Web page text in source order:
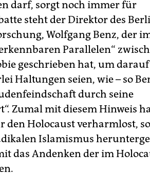
darf, sorgt noch immer für
steht der Direktor des
Wolfgang Benz, der
Parallelen“
geschrieben hat, um darauf
Haltungen seien, wie – so
durch seine
Zumal mit diesem Hinweis
den Holocaust verharmlost,
Islamismus
das Andenken der im